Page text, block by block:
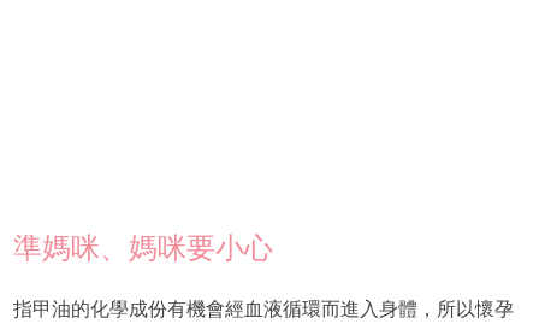
準媽咪、媽咪要小心
指甲油的化學成份有機會經血液循環而進入身體，所以懷孕